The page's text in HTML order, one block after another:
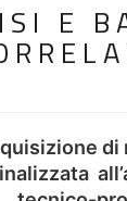
E